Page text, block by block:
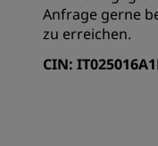
Anfrage gerne
zu erreichen.
CIN: